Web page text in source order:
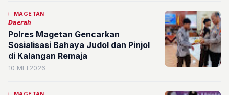
MAGETAN
𝘿𝙖𝙚𝙧𝙖𝙝
Polres Magetan Gencarkan
Sosialisasi Bahaya Judol dan Pinjol
di Kalangan Remaja
10 MEI 2026